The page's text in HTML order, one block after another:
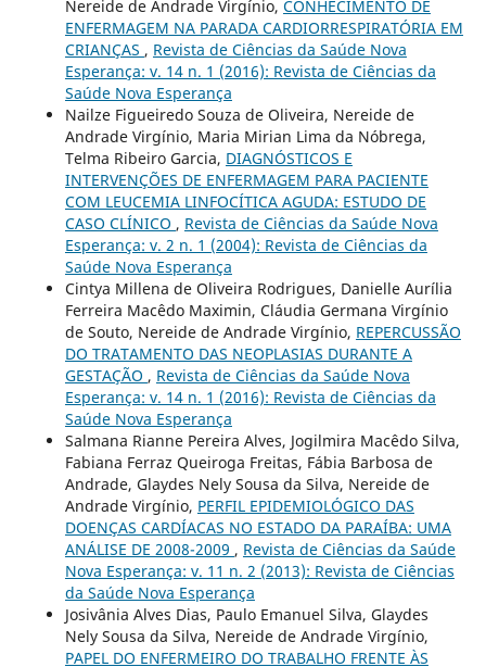
Nereide de Andrade Virgínio, CONHECIMENTO DE
ENFERMAGEM NA PARADA CARDIORRESPIRATÓRIA EM
CRIANÇAS , Revista de Ciências da Saúde Nova
Esperança: v. 14 n. 1 (2016): Revista de Ciências da
Saúde Nova Esperança
Nailze Figueiredo Souza de Oliveira, Nereide de
Andrade Virgínio, Maria Mirian Lima da Nóbrega,
Telma Ribeiro Garcia, DIAGNÓSTICOS E
INTERVENÇÕES DE ENFERMAGEM PARA PACIENTE
COM LEUCEMIA LINFOCÍTICA AGUDA: ESTUDO DE
CASO CLÍNICO , Revista de Ciências da Saúde Nova
Esperança: v. 2 n. 1 (2004): Revista de Ciências da
Saúde Nova Esperança
Cintya Millena de Oliveira Rodrigues, Danielle Aurília
Ferreira Macêdo Maximin, Cláudia Germana Virgínio
de Souto, Nereide de Andrade Virgínio, REPERCUSSÃO
DO TRATAMENTO DAS NEOPLASIAS DURANTE A
GESTAÇÃO , Revista de Ciências da Saúde Nova
Esperança: v. 14 n. 1 (2016): Revista de Ciências da
Saúde Nova Esperança
Salmana Rianne Pereira Alves, Jogilmira Macêdo Silva,
Fabiana Ferraz Queiroga Freitas, Fábia Barbosa de
Andrade, Glaydes Nely Sousa da Silva, Nereide de
Andrade Virgínio, PERFIL EPIDEMIOLÓGICO DAS
DOENÇAS CARDÍACAS NO ESTADO DA PARAÍBA: UMA
ANÁLISE DE 2008-2009 , Revista de Ciências da Saúde
Nova Esperança: v. 11 n. 2 (2013): Revista de Ciências
da Saúde Nova Esperança
Josivânia Alves Dias, Paulo Emanuel Silva, Glaydes
Nely Sousa da Silva, Nereide de Andrade Virgínio,
PAPEL DO ENFERMEIRO DO TRABALHO FRENTE ÀS